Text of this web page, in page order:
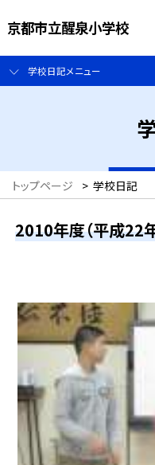
京都市立醒泉小学校
学校日記メニュー
トップページ > 学校日記
2010年度（平成22